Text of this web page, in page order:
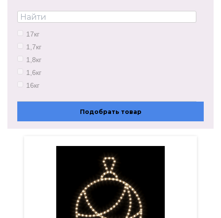
3000х300мм
3000х350мм
5080х500мм
1000х400мм
17кг
1,7кг
1,8кг
1,6кг
16кг
1,5кг
Подобрать товар